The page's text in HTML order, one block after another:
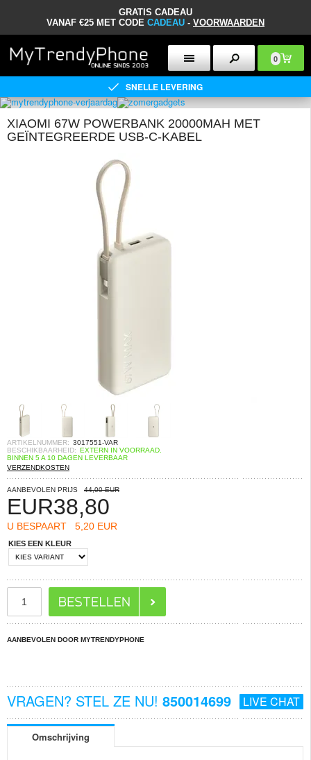
GRATIS CADEAU
VANAF €25 MET CODE CADEAU - VOORWAARDEN
0
SNELLE LEVERING
XIAOMI 67W POWERBANK 20000MAH MET
GEÏNTEGREERDE USB-C-KABEL
ARTIKELNUMMER: 3017551-VAR
BESCHIKBAARHEID: EXTERN IN VOORRAAD.
BINNEN 5 A 10 DAGEN LEVERBAAR
VERZENDKOSTEN
AANBEVOLEN PRIJS 44,00 EUR
EUR38,80
U BESPAART 5,20 EUR
KIES EEN KLEUR
AANBEVOLEN DOOR MYTRENDYPHONE
VRAGEN? STEL ZE NU! 850014699 LIVE CHAT
Omschrijving